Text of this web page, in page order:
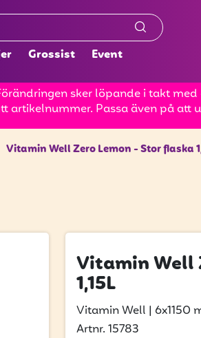
Grossist Event
sker löpande i takt
artikelnummer. Passa även på
Vitamin Well Zero Lemon - Stor flaska
Vitamin Well
1,15L
Vitamin Well | 6x1150
Artnr. 15783